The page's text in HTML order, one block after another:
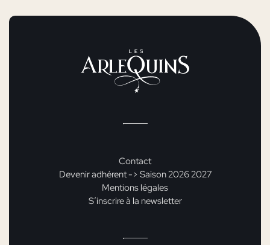
Contact
Devenir adhérent -> Saison 2026 2027
Mentions légales
S’inscrire à la newsletter